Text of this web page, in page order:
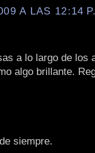
A LAS 12:14
a lo largo de los
algo brillante.
siempre.